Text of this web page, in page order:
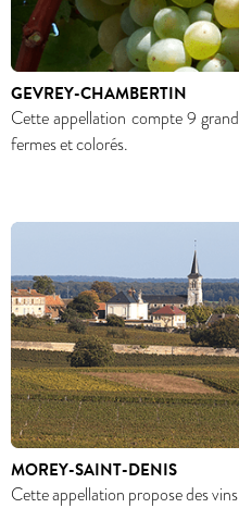
GEVREY-CHAMBERTIN
Cette appellation compte 9
fermes et colorés.
MOREY-SAINT-DENIS
Cette appellation propose des